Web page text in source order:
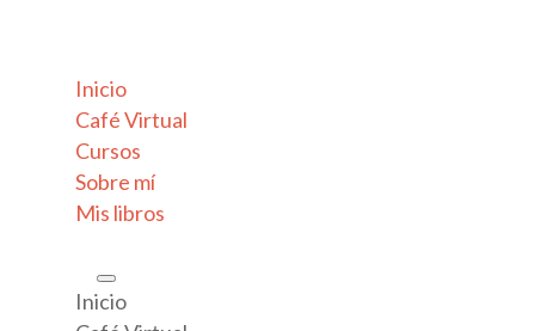
Inicio
Café Virtual
Cursos
Sobre mí
Mis libros
Inicio